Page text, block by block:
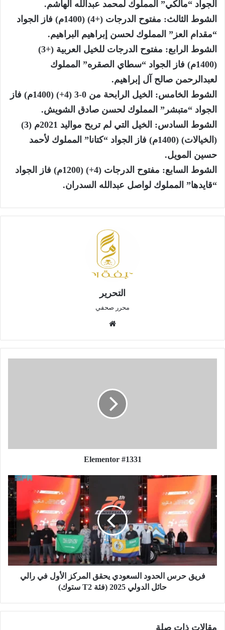
الجواد “مالكي” المملوك لمحمد عبدالله الهاشم.
الشوط الثالث: مفتوح الدرجات (+4) (1400م) فاز الجواد
“مقدام العز” المملوك لحسن إبراهيم البراهيم.
الشوط الرابع: مفتوح الدرجات للخيل العربية (+3)
(1400م) فاز الجواد “سطاي الصقره” المملوك
لعبدالرحمن صالح آل إبراهيم.
الشوط الخامس: الخيل الرابحة من 0-3 (4+) (1400م) فاز
الجواد “متبشر” المملوك لحسن صادق الشويش.
الشوط السادس: الخيل التي لم تربح مواليد 2021م (3)
(الخيالات) (1400م) فاز الجواد “كتانا” المملوك لأحمد
حسين المويل.
الشوط السابع: مفتوح الدرجات (4+) (1200م) فاز الجواد
“قايدها” المملوك لواصل عبدالله السدران.
التحرير
محرر صحفي
الوي
ب
r
3
1
Elementor #1331
ر
ي
ق
ح
ر
س
ا
ل
ل
فريق حرس الحدود السعودي يحقق المركز الأول في رالي
حائل الدولي 2025 (فئة T2 ستوك)
مقالات ذات صلة